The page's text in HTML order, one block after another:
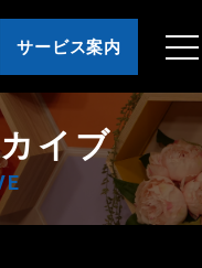
サービス案内
イブ